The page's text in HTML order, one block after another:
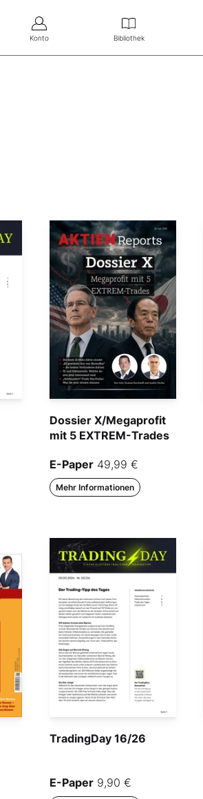
Konto Bibliothek
Dossier X/Megaprofit
mit 5 EXTREM-Trades
E-Paper 49,99 €
Mehr Informationen
TradingDay 16/26
E-Paper 9,90 €